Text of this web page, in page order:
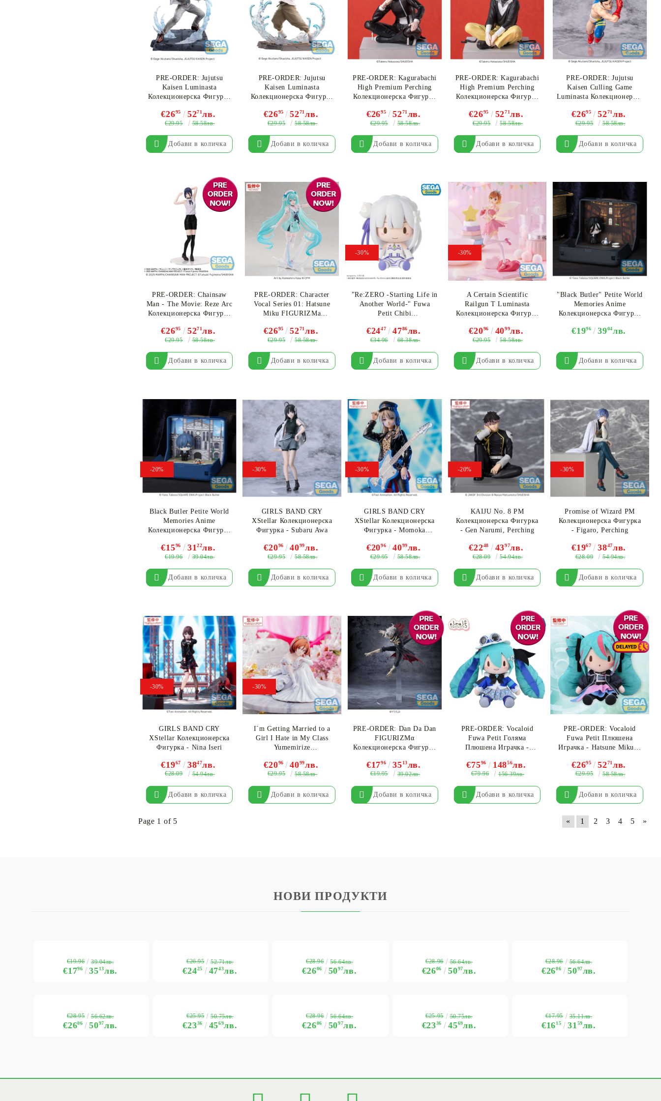
Моят профил
Вход Регистрация
USD EUR RON
BG
PRE-ORDER: Jujutsu
Kaisen Luminasta
Колекционерска Фигурка
Struggle Brush-up Ver.
€2695 5271лв.
€29.95 58.58лв.
PRE-ORDER: Jujutsu
Kaisen Luminasta
Колекционерска Фигурка
Ver.
€2695 5271лв.
€29.95 58.58лв.
PRE-ORDER: Kagurabachi
High Premium Perching
Колекционерска Фигурка
€2695 5271лв.
€29.95 58.58лв.
PRE-ORDER: Kagurabachi
High Premium Perching
Колекционерска Фигурка
€2695 5271лв.
€29.95 58.58лв.
PRE-ORDER: Jujutsu
Kaisen Culling Game
Luminasta Колекционерска
Takaba
€2695 5271лв.
€29.95 58.58лв.
PRE-ORDER: Chainsaw
Man - The Movie: Reze Arc
Колекционерска Фигурка
€2695 5271лв.
€29.95 58.58лв.
PRE-ORDER: Character
Vocal Series 01: Hatsune
Miku FIGURIZMa
- Sailor
€2695 5271лв.
€29.95 58.58лв.
-30%
"Re:ZERO -Starting Life in
Another World-" Fuwa
Petit Chibi
- Emilia
€2447 4786лв.
€34.96 68.38лв.
-30%
A Certain Scientific
Railgun T Luminasta
Колекционерска Фигурка
Spirit Maid
€2096 4099лв.
€29.95 58.58лв.
"Black Butler" Petite World
Memories Anime
Колекционерска Фигурка
(EX)
€1996 3904лв.
-20%
Black Butler Petite World
Memories Anime
Колекционерска Фигурка
€1596 3122лв.
€19.96 39.04лв.
-30%
GIRLS BAND CRY
XStellar Колекционерска
Фигурка - Subaru Awa
€2096 4099лв.
€29.95 58.58лв.
-30%
GIRLS BAND CRY
XStellar Колекционерска
Фигурка - Momoka
€2096 4099лв.
€29.95 58.58лв.
-20%
KAIJU No. 8 PM
Колекционерска Фигурка
- Gen Narumi, Perching
€2248 4397лв.
€28.09 54.94лв.
-30%
Promise of Wizard PM
Колекционерска Фигурка
- Figaro, Perching
€1967 3847лв.
€28.09 54.94лв.
-30%
GIRLS BAND CRY
XStellar Колекционерска
Фигурка - Nina Iseri
€1967 3847лв.
€28.09 54.94лв.
-30%
I´m Getting Married to a
Girl I Hate in My Class
Yumemirize
- Akane Sakuramori
€2096 4099лв.
€29.95 58.58лв.
PRE-ORDER: Dan Da Dan
FIGURIZMα
Колекционерска Фигурка
€1796 3513лв.
€19.95 39.02лв.
PRE-ORDER: Vocaloid
Fuwa Petit Голяма
Плюшена Играчка -
WITH YOU 2025
€7596 14856лв.
€79.96 156.39лв.
PRE-ORDER: Vocaloid
Fuwa Petit Плюшена
Играчка - Hatsune Miku, -
€2695 5271лв.
€29.95 58.58лв.
Page 1 of 5 « 1 2 3 4 5 »
НОВИ ПРОДУКТИ
€1796 3513лв.
€19.96 39.04лв.
€2425 4743лв.
€26.95 52.71лв.
€2606 5097лв.
€28.96 56.64лв.
€2606 5097лв.
€28.96 56.64лв.
€2606 5097лв.
€28.96 56.64лв.
€2606 5097лв.
€28.95 56.62лв.
€2336 4569лв.
€25.95 50.75лв.
€2606 5097лв.
€28.96 56.64лв.
€2336 4569лв.
€25.95 50.75лв.
€1615 31 59лв.
€17.95 35.11лв.